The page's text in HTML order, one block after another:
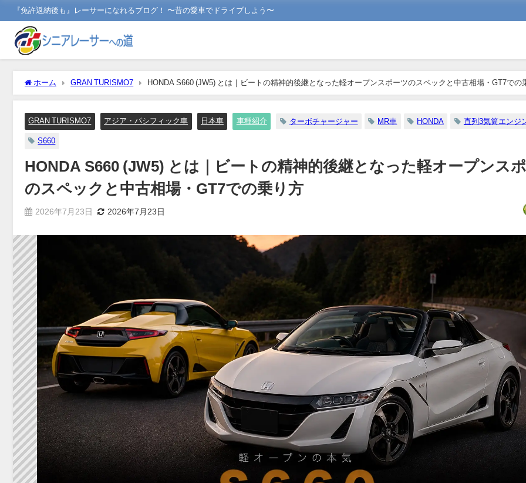
『免許返納後も』レーサーになれるブログ！ 〜昔の愛車でドライブしよう〜
ホーム GRAN TURISMO7 HONDA S660 (JW5) とは｜ビートの精神的後継となった軽オープンスポーツのスペックと中古相場・GT7での
GRAN TURISMO7 アジア・パシフィック車 日本車 車種紹介 ターボチャージャー MR車 HONDA 直列3気筒エンジ
S660
HONDA S660 (JW5) とは｜ビートの精神的後継となった軽オープンス
のスペックと中古相場・GT7での乗り方
2026年7月23日 2026年7月23日